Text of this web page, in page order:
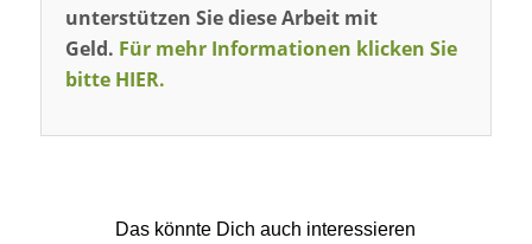
unterstützen Sie diese Arbeit mit
Geld. Für mehr Informationen klicken Sie
bitte HIER.
Das könnte Dich auch interessieren